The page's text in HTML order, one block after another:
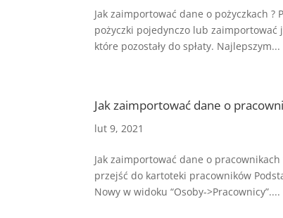
Jak zaimportować dane o pożyczkach
pożyczki pojedynczo lub zaimportować
które pozostały do spłaty. Najlepszym...
Jak zaimportować dane o
lut 9, 2021
Jak zaimportować dane o
przejść do kartoteki pracowników
Nowy w widoku “Osoby->Pracownicy”....